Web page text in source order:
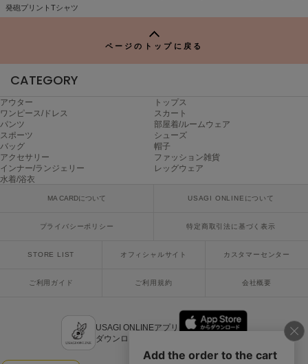
NOWNS
ヌル
On
オン
Onitsuka Tiger
オニツカ タイガー
フィリーチョコレート
TO
P
発砲プリントTシャツ
ページのトップに戻る
CATEGORY
アウター
トップス
ワンピース/ドレス
スカート
パンツ
部屋着/ルームウェア
スポーツ
シューズ
バッグ
帽子
アクセサリー
ファッション雑貨
インナー/ランジェリー
レッグウェア
水着/浴衣
MA CARDについて USAGI ONLINEについて
プライバシーポリシー 特定商取引法に基づく表示
STORE LIST オフィシャルサイト カスタマーセンター
ご利用ガイド ご利用規約 会社概要
USAGI ONLINEアプリ
ダウンロードはこちら